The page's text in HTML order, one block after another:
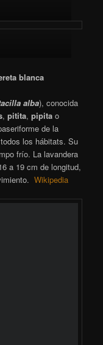
blanca
alba), conocida
,pitita,pipita o
de la
los hábitats. Su
frío. La lavandera
a 19 cm de longitud,
Wikipedia